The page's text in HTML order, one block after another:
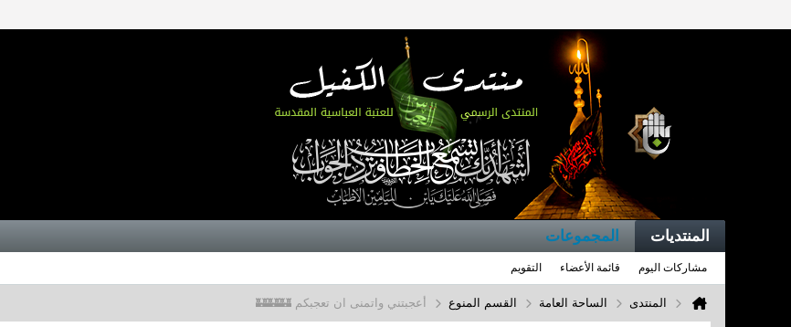
المنتديات المجموعات
مشاركات اليوم قائمة الأعضاء التقويم
المنتدى الساحة العامة القسم المنوع أعجبتني واتمنى ان تعجبكم 🏰🏰🏰